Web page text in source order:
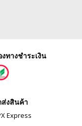
ทางชำระเงิน
งสินค้า
Express